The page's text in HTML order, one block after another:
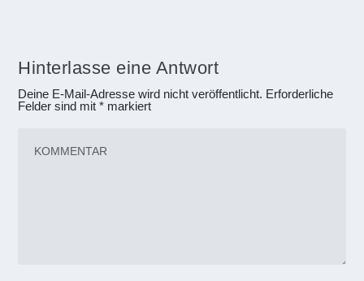
Hinterlasse eine Antwort
Deine E-Mail-Adresse wird nicht veröffentlicht. Erforderliche
Felder sind mit* markiert